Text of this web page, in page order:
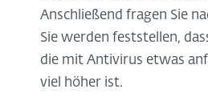
Anschließend fragen Sie
Sie werden feststellen,
die mit Antivirus etwas
viel höher ist.